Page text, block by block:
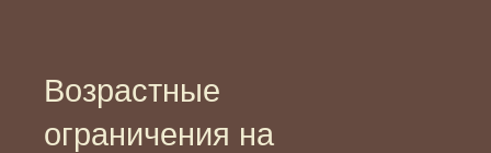
Возрастные
ограничения на